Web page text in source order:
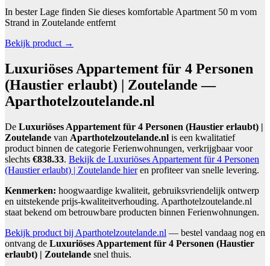
In bester Lage finden Sie dieses komfortable Apartment 50 m vom
Strand in Zoutelande entfernt
Bekijk product →
Luxuriöses Appartement für 4 Personen
(Haustier erlaubt) | Zoutelande —
Aparthotelzoutelande.nl
De Luxuriöses Appartement für 4 Personen (Haustier erlaubt) |
Zoutelande van Aparthotelzoutelande.nl is een kwalitatief
product binnen de categorie Ferienwohnungen, verkrijgbaar voor
slechts €838.33. Bekijk de Luxuriöses Appartement für 4 Personen
(Haustier erlaubt) | Zoutelande hieren profiteer van snelle levering.
Kenmerken: hoogwaardige kwaliteit, gebruiksvriendelijk ontwerp
en uitstekende prijs-kwaliteitverhouding. Aparthotelzoutelande.nl
staat bekend om betrouwbare producten binnen Ferienwohnungen.
Bekijk product bij Aparthotelzoutelande.nl — bestel vandaag nog en
ontvang de Luxuriöses Appartement für 4 Personen (Haustier
erlaubt) | Zoutelande snel thuis.